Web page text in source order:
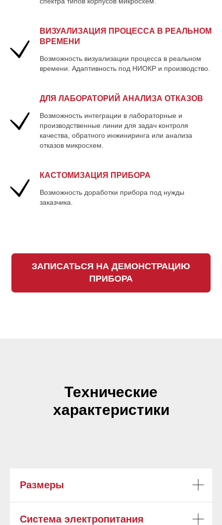
ВИЗУАЛИЗАЦИЯ ПРОЦЕССА В РЕАЛЬНОМ
ВРЕМЕНИ
Возможность визуализации процесса в реальном
времени. Адаптивность под НИОКР и производство.
ДЛЯ ЛАБОРАТОРИЙ АНАЛИЗА ОТКАЗОВ
Возможность интеграции в лабораторные и
производственные линии для задач контроля
качества, обратного инжиниринга или анализа
отказов микросхем.
КАСТОМИЗАЦИЯ ПРИБОРА
Возможность доработки прибора под нужды
заказчика.
ЗАПИСАТЬСЯ НА ДЕМОНСТРАЦИЮ
ПРИБОРА
Технические
характеристики
Размеры
Система электропитания